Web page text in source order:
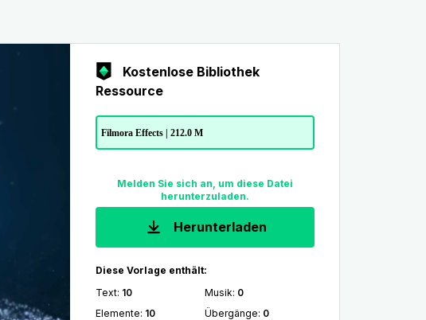
Kostenlose Bibliothek
Ressource
Filmora Effects | 212.0 M
Melden Sie sich an, um diese Datei
herunterzuladen.
Herunterladen
Diese Vorlage enthält:
Text: 10 Musik: 0
Elemente: 10 Übergänge: 0